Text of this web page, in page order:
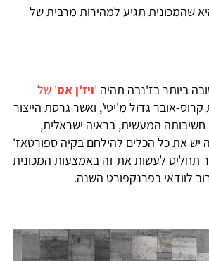
תגיע למהירות מרבית של
בז'נבה תהיה'ויז'ן אס ' של
אובר גדול מ'יטי', ואשר גרסת הייצור
המעשית, בראיה ישראלית,
את כל הכלים להילחם בקיה ספורטאז'
לעשות את זה באמצעות המכונית
בפרנקפורט השנה.